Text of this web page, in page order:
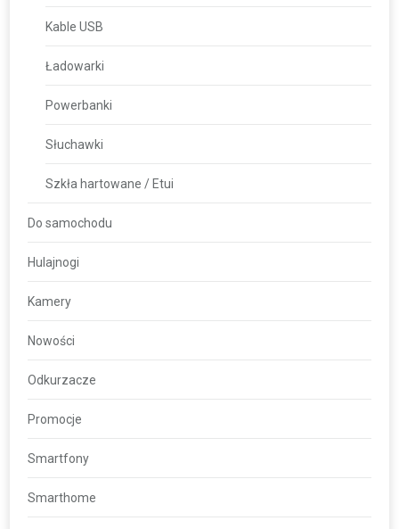
Kable USB
Ładowarki
Powerbanki
Słuchawki
Szkła hartowane / Etui
Do samochodu
Hulajnogi
Kamery
Nowości
Odkurzacze
Promocje
Smartfony
Smarthome